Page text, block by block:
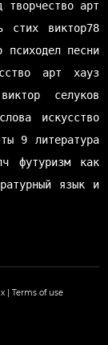
творчество арт
стих
виктор78
психодел песни
арт хауз
виктор селуков
искусство
9 литература
футуризм как
язык и
Terms of use